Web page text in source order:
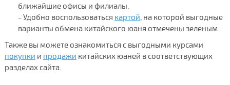
ближайшие офисы и филиалы.
- Удобно воспользоваться картой, на которой выгодные
варианты обмена китайского юаня отмечены зеленым.
Также вы можете ознакомиться с выгодными курсами
покупки и продажи китайских юаней в соответствующих
разделах сайта.